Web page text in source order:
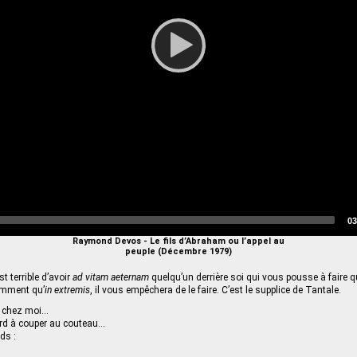
Raymond Devos - Le fils d’Abraham ou l’appel au
peuple (Décembre 1979)
terrible d’avoir ad vitam aeternam quelqu’un derrière soi qui vous pousse à faire
qu’in extremis, il vous empêchera de le faire. C’est le supplice de Tantale.
moi...
à couper au couteau...
: